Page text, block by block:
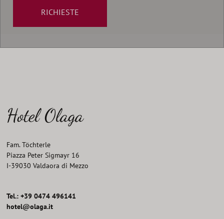
RICHIESTE
Hotel Olaga
Fam. Töchterle
Piazza Peter Sigmayr 16
I-39030 Valdaora di Mezzo
Tel.: +39 0474 496141
hotel@olaga.it